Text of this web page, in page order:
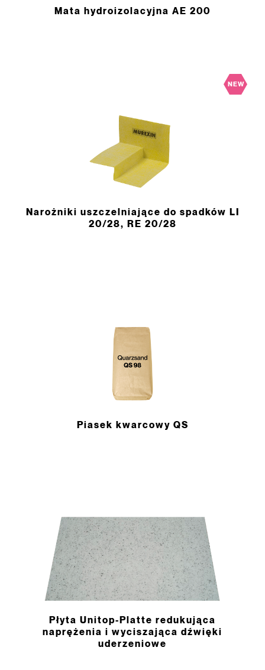
Mata hydroizolacyjna AE 200
NEW
Narożniki uszczelniające do spadków LI
20/28, RE 20/28
Piasek kwarcowy QS
Płyta Unitop-­Platte redukująca
naprężenia i wyciszająca dźwięki
uderzeniowe